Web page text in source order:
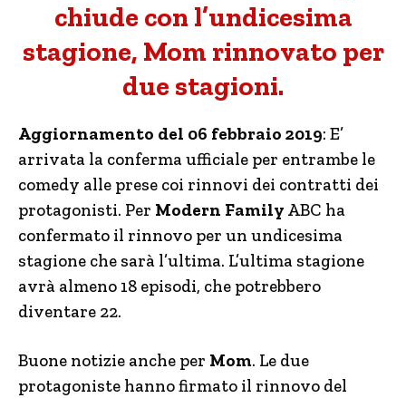
chiude con l’undicesima
stagione, Mom rinnovato per
due stagioni.
Aggiornamento del 06 febbraio 2019: E’
arrivata la conferma ufficiale per entrambe le
comedy alle prese coi rinnovi dei contratti dei
protagonisti. Per Modern Family ABC ha
confermato il rinnovo per un undicesima
stagione che sarà l’ultima. L’ultima stagione
avrà almeno 18 episodi, che potrebbero
diventare 22.
Buone notizie anche per Mom. Le due
protagoniste hanno firmato il rinnovo del